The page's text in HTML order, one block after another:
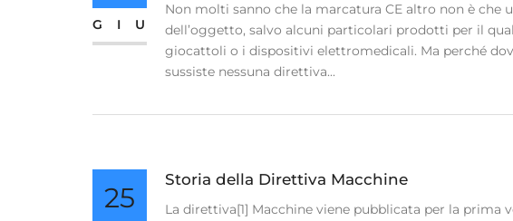
GIU
Non molti sanno che la marcatura CE altro non è che
dell’oggetto, salvo alcuni particolari prodotti per il
giocattoli o i dispositivi elettromedicali. Ma perché
sussiste nessuna direttiva...
25
Storia della Direttiva Macchine
La direttiva[1] Macchine viene pubblicata per la prima